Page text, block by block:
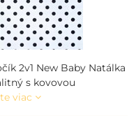
2v1 New Baby Natálka
s kovovou
viac